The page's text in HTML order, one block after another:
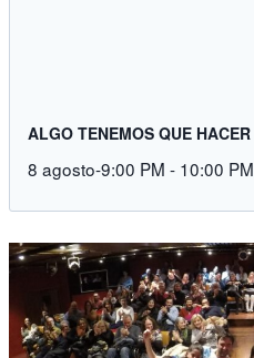
ALGO TENEMOS QUE HACER
8 agosto-9:00 PM - 10:00 PM